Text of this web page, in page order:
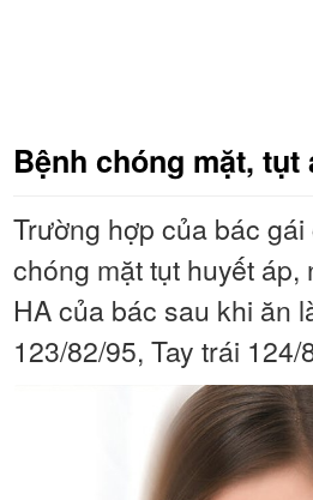
Bệnh chóng mặt, tụt
Trường hợp của bác
chóng mặt tụt huyết áp,
HA của bác sau khi ăn
123/82/95, Tay trái 124/